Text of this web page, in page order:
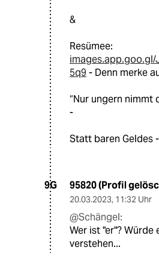
&
Resümee:
images.app.goo.gl/
5q9 - Denn merke
“Nur ungern nimmt
-
Statt baren Geldes
9G 95820 (Profil
20.03.2023, 11:32 Uhr
@Schängel:
Wer ist "er"? Würde
verstehen...